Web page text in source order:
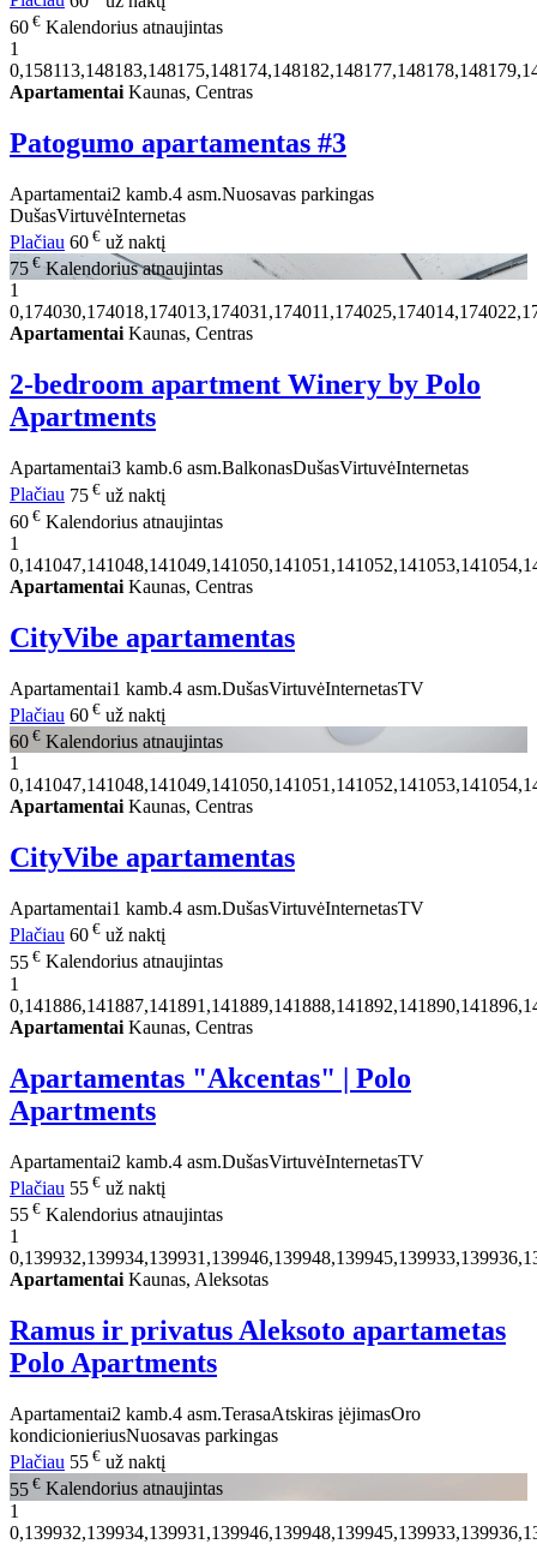
60 € Kalendorius atnaujintas
1
Apartamentai Kaunas, Centras
Patogumo apartamentas #3
Apartamentai2 kamb.4 asm.Nuosavas parkingas
DušasVirtuvėInternetas
Plačiau 60 € už naktį
75 € Kalendorius atnaujintas
1
Apartamentai Kaunas, Centras
2-bedroom apartment Winery by Polo
Apartments
Apartamentai3 kamb.6 asm.BalkonasDušasVirtuvėInternetas
Plačiau 75 € už naktį
60 € Kalendorius atnaujintas
1
Apartamentai Kaunas, Centras
CityVibe apartamentas
Apartamentai1 kamb.4 asm.DušasVirtuvėInternetasTV
Plačiau 60 € už naktį
60 € Kalendorius atnaujintas
1
Apartamentai Kaunas, Centras
CityVibe apartamentas
Apartamentai1 kamb.4 asm.DušasVirtuvėInternetasTV
Plačiau 60 € už naktį
55 € Kalendorius atnaujintas
1
Apartamentai Kaunas, Centras
Apartamentas "Akcentas" | Polo
Apartments
Apartamentai2 kamb.4 asm.DušasVirtuvėInternetasTV
Plačiau 55 € už naktį
55 € Kalendorius atnaujintas
1
Apartamentai Kaunas, Aleksotas
Ramus ir privatus Aleksoto apartametas
Polo Apartments
Apartamentai2 kamb.4 asm.TerasaAtskiras įėjimasOro
kondicionieriusNuosavas parkingas
Plačiau 55 € už naktį
55 € Kalendorius atnaujintas
1